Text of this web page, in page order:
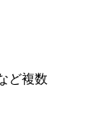
ど複数